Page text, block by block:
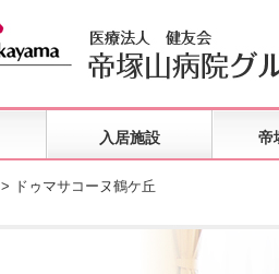
入居施設 帝
> ドゥマサコーヌ鶴ケ丘